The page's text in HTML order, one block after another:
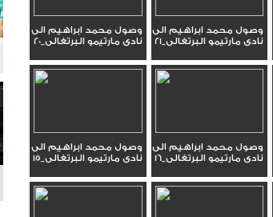
وصول محمد ابراهيم الى
نادى مارتيمو البرتغالى_21
وصول محمد ابراهيم الى
نادى مارتيمو البرتغالى_20
وصول محمد ابراهيم الى
نادى مارتيمو البرتغالى_16
وصول محمد ابراهيم الى
نادى مارتيمو البرتغالى_15